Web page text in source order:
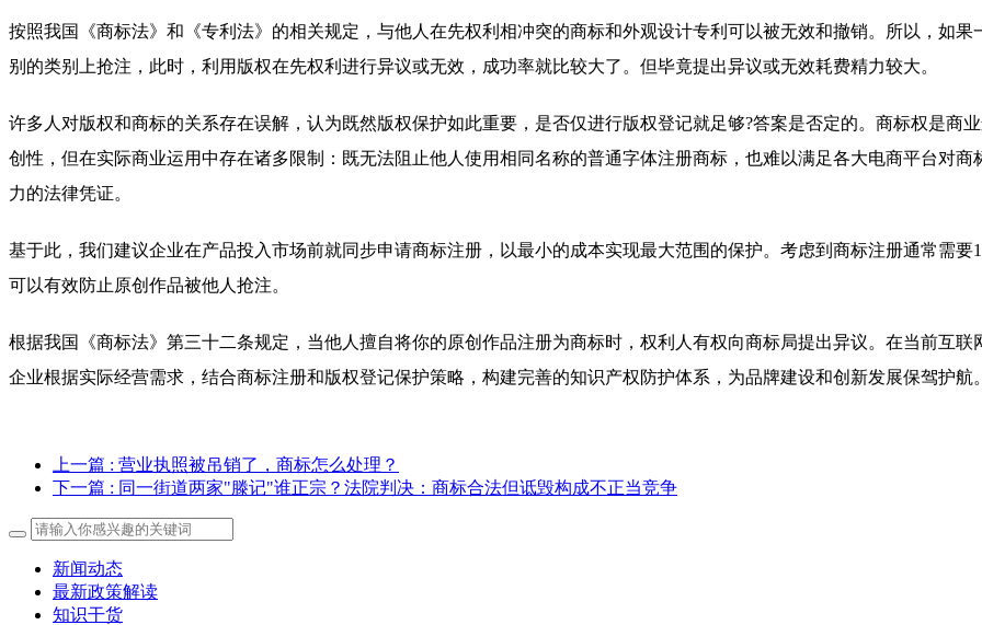
按照我国《商标法》和《专利法》的相关规定，与他人在先权利相冲突的商标和外观设计专利可以被无效和撤销。所以，如
别的类别上抢注，此时，利用版权在先权利进行异议或无效，成功率就比较大了。但毕竟提出异议或无效耗费精力较大。
许多人对版权和商标的关系存在误解，认为既然版权保护如此重要，是否仅进行版权登记就足够?答案是否定的。商标权是商
创性，但在实际商业运用中存在诸多限制：既无法阻止他人使用相同名称的普通字体注册商标，也难以满足各大电商平台对
力的法律凭证。
基于此，我们建议企业在产品投入市场前就同步申请商标注册，以最小的成本实现最大范围的保护。考虑到商标注册通常需要
可以有效防止原创作品被他人抢注。
根据我国《商标法》第三十二条规定，当他人擅自将你的原创作品注册为商标时，权利人有权向商标局提出异议。在当前互
企业根据实际经营需求，结合商标注册和版权登记保护策略，构建完善的知识产权防护体系，为品牌建设和创新发展保驾护航。
上一篇 : 营业执照被吊销了，商标怎么处理？
下一篇 : 同一街道两家"滕记"谁正宗？法院判决：商标合法但诋毁构成不正当竞争
新闻动态
最新政策解读
知识干货